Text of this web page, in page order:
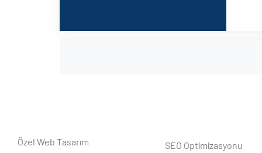
Özel Web Tasarım
SEO Optimizasyonu